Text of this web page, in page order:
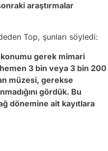
araştırmalar
Top, şunları söyledi:
konumu gerek mimari
3 bin veya 3 bin 200
müzesi, gerekse
gördük. Bu
dönemine ait kayıtlara